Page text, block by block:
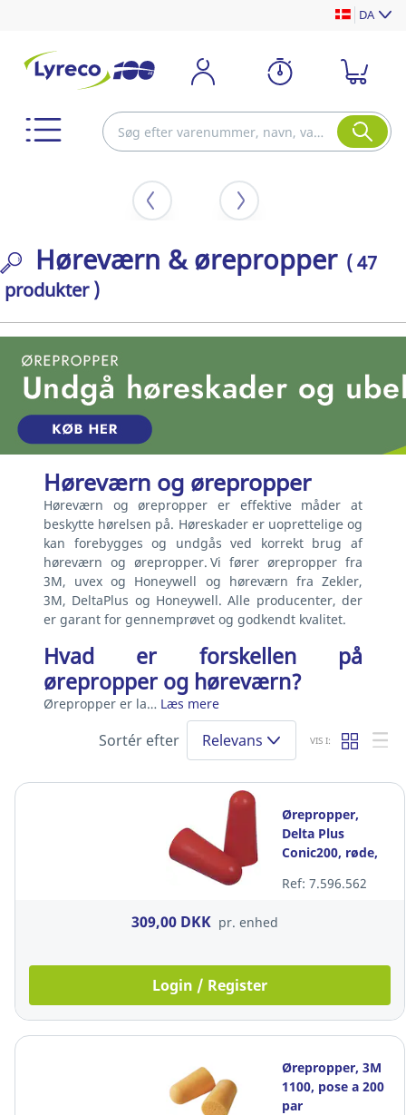
DA
Høreværn & ørepropper ( 47
produkter )
Høreværn og ørepropper
Høreværn og ørepropper er effektive måder at
beskytte hørelsen på. Høreskader er uoprettelige og
kan forebygges og undgås ved korrekt brug af
høreværn og ørepropper. Vi fører ørepropper fra
3M, uvex og Honeywell og høreværn fra Zekler,
3M, DeltaPlus og Honeywell. Alle producenter, der
er garant for gennemprøvet og godkendt kvalitet.
Hvad er forskellen på
ørepropper og høreværn?
Ørepropper er la… Læs mere
Sortér efter Relevans VIS I:
Ørepropper,
Delta Plus
Conic200, røde,
Ref: 7.596.562
309,00 DKK pr. enhed
Login / Register
Ørepropper, 3M
1100, pose a 200
par